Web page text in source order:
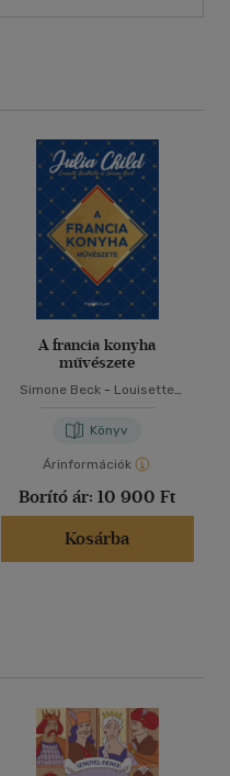
A francia konyha
művészete
Simone Beck - Louisette
Könyv
Árinformációk
Borító ár: 10 900 Ft
Kosárba